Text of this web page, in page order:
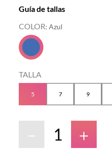
Guía de tallas
COLOR: Azul
TALLA
5 7 9
＋
－